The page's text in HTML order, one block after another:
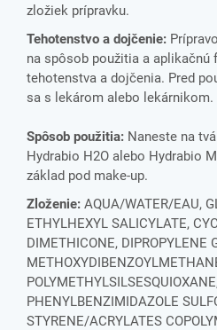
zložiek prípravku.
Tehotenstvo a dojčenie:
na spôsob použitia a aplikačnú
tehotenstva a dojčenia. Pred
sa s lekárom alebo lekárnikom.
Spôsob použitia: Naneste na
Hydrabio H2O alebo Hydrabio
základ pod make-up.
Zloženie: AQUA/WATER/EAU,
ETHYLHEXYL SALICYLATE,
DIMETHICONE, DIPROPYLENE
PHENYLBENZIMIDAZOLE
STYRENE/ACRYLATES